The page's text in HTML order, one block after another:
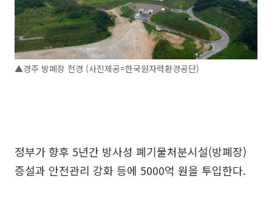
▲경주 방폐장 전경 (사진제공=한국원자력환경공단)
정부가 향후 5년간 방사성 폐기물처분시설(방폐장)
증설과 안전관리 강화 등에 5000억 원을 투입한다.